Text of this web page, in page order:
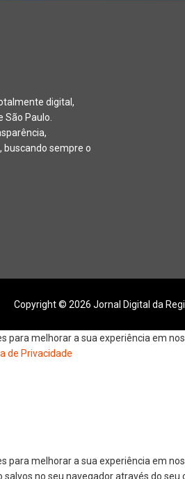
digital,
Paulo.
buscando sempre o
Copyright © 2026 Jornal Digital da
para melhorar a sua experiência em
de Privacidade
para melhorar a sua experiência em
no seu navegador através do